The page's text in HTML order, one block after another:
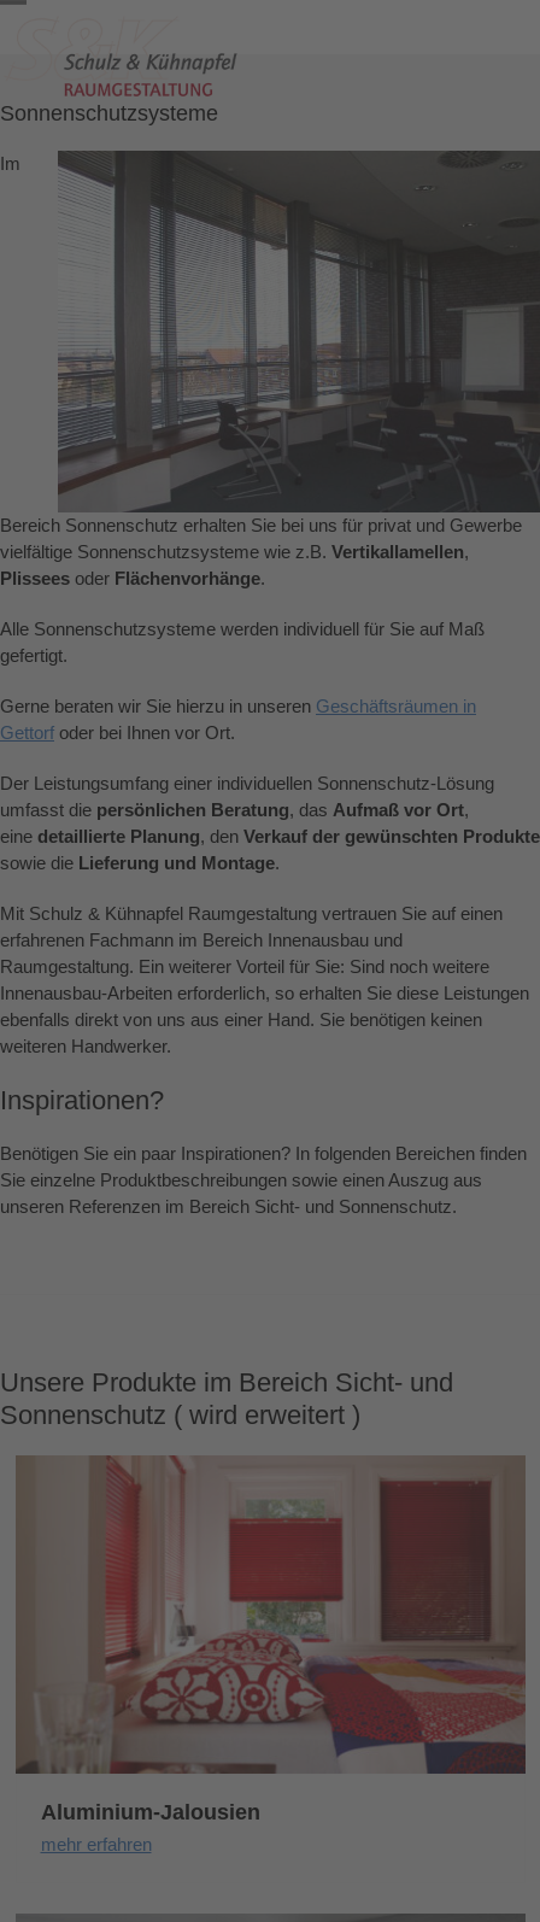
Skip
mobile
menu
mobile
menu
Sonnenschutzsysteme
Im
Bereich Sonnenschutz erhalten Sie bei uns für privat und Gewerbe
vielfältige Sonnenschutzsysteme wie z.B. Vertikallamellen,
Plissees oder Flächenvorhänge.
Alle Sonnenschutzsysteme werden individuell für Sie auf Maß
gefertigt.
Gerne beraten wir Sie hierzu in unseren Geschäftsräumen in
Gettorf oder bei Ihnen vor Ort.
Der Leistungsumfang einer individuellen Sonnenschutz-Lösung
umfasst die persönlichen Beratung, das Aufmaß vor Ort,
eine detaillierte Planung, den Verkauf der gewünschten Produkte
sowie die Lieferung und Montage.
Mit Schulz & Kühnapfel Raumgestaltung vertrauen Sie auf einen
erfahrenen Fachmann im Bereich Innenausbau und
Raumgestaltung. Ein weiterer Vorteil für Sie: Sind noch weitere
Innenausbau-Arbeiten erforderlich, so erhalten Sie diese Leistungen
ebenfalls direkt von uns aus einer Hand. Sie benötigen keinen
weiteren Handwerker.
Inspirationen?
Benötigen Sie ein paar Inspirationen? In folgenden Bereichen finden
Sie einzelne Produktbeschreibungen sowie einen Auszug aus
unseren Referenzen im Bereich Sicht- und Sonnenschutz.
Unsere Produkte im Bereich Sicht- und
Sonnenschutz ( wird erweitert )
Aluminium-Jalousien
mehr erfahren